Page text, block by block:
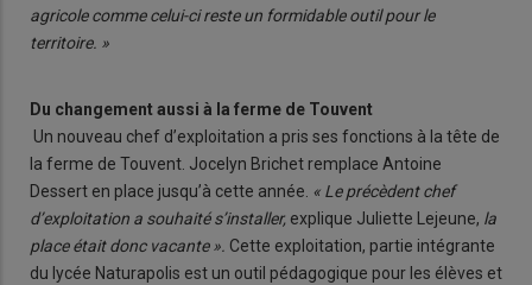
agricole comme celui-ci reste un formidable outil pour le
territoire. »
Du changement aussi à la ferme de Touvent
Un nouveau chef d’exploitation a pris ses fonctions à la tête de
la ferme de Touvent. Jocelyn Brichet remplace Antoine
Dessert en place jusqu’à cette année. « Le précèdent chef
d’exploitation a souhaité s’installer, explique Juliette Lejeune, la
place était donc vacante ». Cette exploitation, partie intégrante
du lycée Naturapolis est un outil pédagogique pour les élèves et